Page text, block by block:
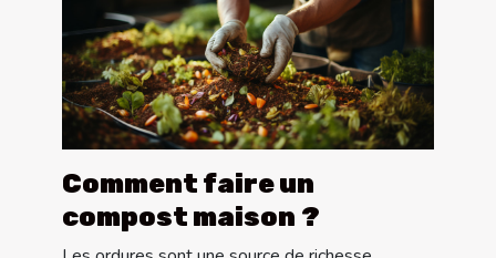
Comment faire un
compost maison ?